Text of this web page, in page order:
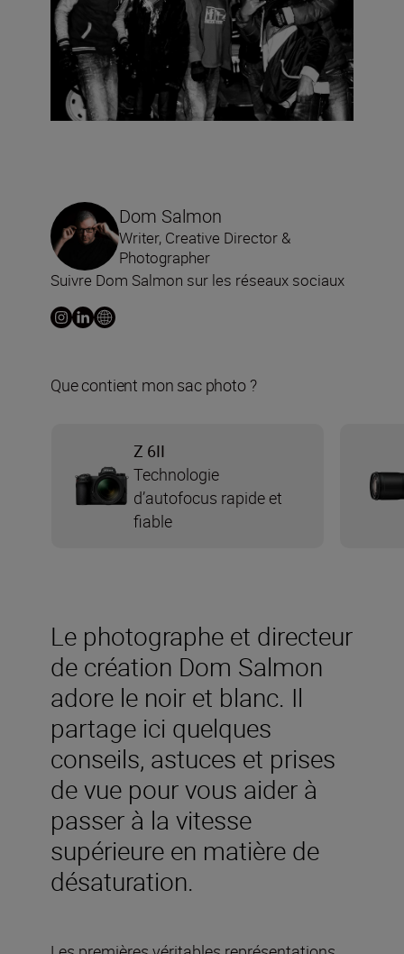
Le photographe et directeur
de création Dom Salmon
adore le noir et blanc. Il
partage ici quelques
conseils, astuces et prises
de vue pour vous aider à
passer à la vitesse
supérieure en matière de
désaturation.
Dom Salmon
Writer, Creative Director &
Photographer
Suivre Dom Salmon sur les réseaux sociaux
Que contient mon sac photo ?
Z 6II
Technologie
d’autofocus rapide et
fiable